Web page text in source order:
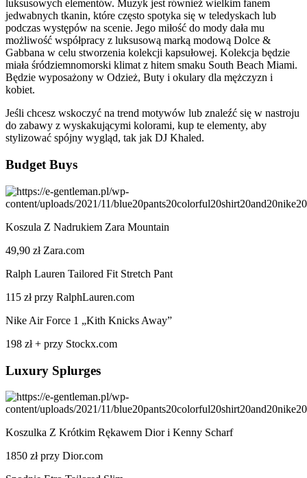
luksusowych elementów. Muzyk jest również wielkim fanem
jedwabnych tkanin, które często spotyka się w teledyskach lub
podczas występów na scenie. Jego miłość do mody dała mu
możliwość współpracy z luksusową marką modową Dolce &
Gabbana w celu stworzenia kolekcji kapsułowej. Kolekcja będzie
miała śródziemnomorski klimat z hitem smaku South Beach Miami.
Będzie wyposażony w Odzież, Buty i okulary dla mężczyzn i
kobiet.
Jeśli chcesz wskoczyć na trend motywów lub znaleźć się w nastroju
do zabawy z wyskakującymi kolorami, kup te elementy, aby
stylizować spójny wygląd, tak jak DJ Khaled.
Budget Buys
Koszula Z Nadrukiem Zara Mountain
49,90 zł Zara.com
Ralph Lauren Tailored Fit Stretch Pant
115 zł przy RalphLauren.com
Nike Air Force 1 „Kith Knicks Away”
198 zł + przy Stockx.com
Luxury Splurges
Koszulka Z Krótkim Rękawem Dior i Kenny Scharf
1850 zł przy Dior.com